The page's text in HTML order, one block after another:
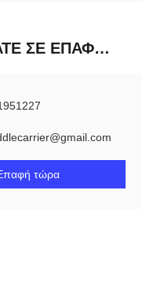
ΜΑΣ ΕΛΆΤΕ ΣΕ ΕΠΑΦΉ ΜΕ
τώρα